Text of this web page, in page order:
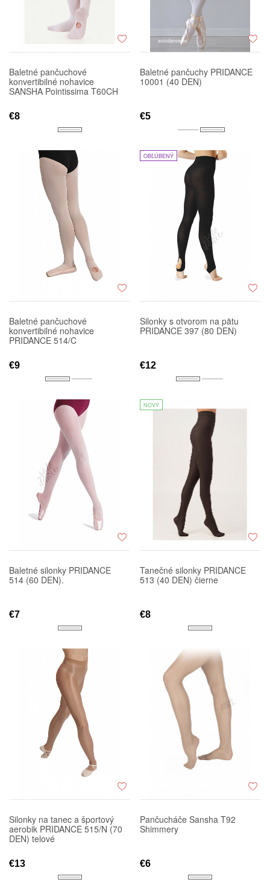
Baletné pančuchové
konvertibilné nohavice
SANSHA Pointissima T60CH
€8
Baletné pančuchy PRIDANCE
10001 (40 DEN)
€5
Baletné pančuchové
konvertibilné nohavice
PRIDANCE 514/C
€9
OBĽÚBENÝ
Silonky s otvorom na pätu
PRIDANCE 397 (80 DEN)
€12
Baletné silonky PRIDANCE
514 (60 DEN).
€7
NOVÝ
Tanečné silonky PRIDANCE
513 (40 DEN) čierne
€8
Silonky na tanec a športový
aerobik PRIDANCE 515/N (70
DEN) telové
€13
Pančucháče Sansha T92
Shimmery
€6